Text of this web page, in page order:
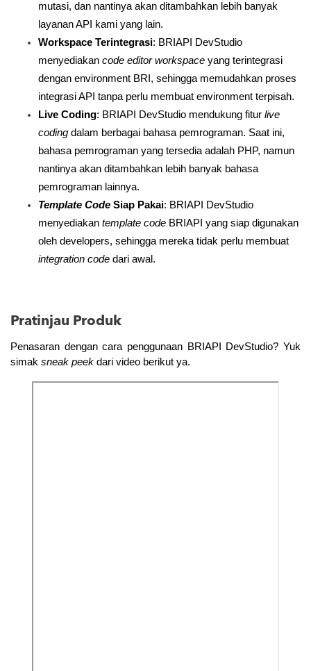
mutasi, dan nantinya akan ditambahkan lebih banyak
layanan API kami yang lain.
Workspace Terintegrasi: BRIAPI DevStudio
menyediakan code editor workspace yang terintegrasi
dengan environment BRI, sehingga memudahkan proses
integrasi API tanpa perlu membuat environment terpisah.
Live Coding: BRIAPI DevStudio mendukung fitur live
coding dalam berbagai bahasa pemrograman. Saat ini,
bahasa pemrograman yang tersedia adalah PHP, namun
nantinya akan ditambahkan lebih banyak bahasa
pemrograman lainnya.
Template Code Siap Pakai: BRIAPI DevStudio
menyediakan template code BRIAPI yang siap digunakan
integration code dari awal.
Pratinjau Produk
Penasaran dengan cara penggunaan BRIAPI DevStudio? Yuk
simak sneak peek dari video berikut ya.